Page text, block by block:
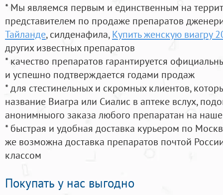
* Мы являемся первым и единственным на
представителем по продаже препаратов
Тайланде, силденафила, Купить женскую виагру
других известных препаратов
* качество препаратов гарантируется
и успешно подтверждается годами продаж
* для стестинельных и скромных клиентов,
название Виагра или Сиалис в аптеке вслух,
анонимныого заказа любого препаратан на
* быстрая и удобная доставка курьером по
же возможна доставка препаратов почтой
классом
Покупать у нас выгодно